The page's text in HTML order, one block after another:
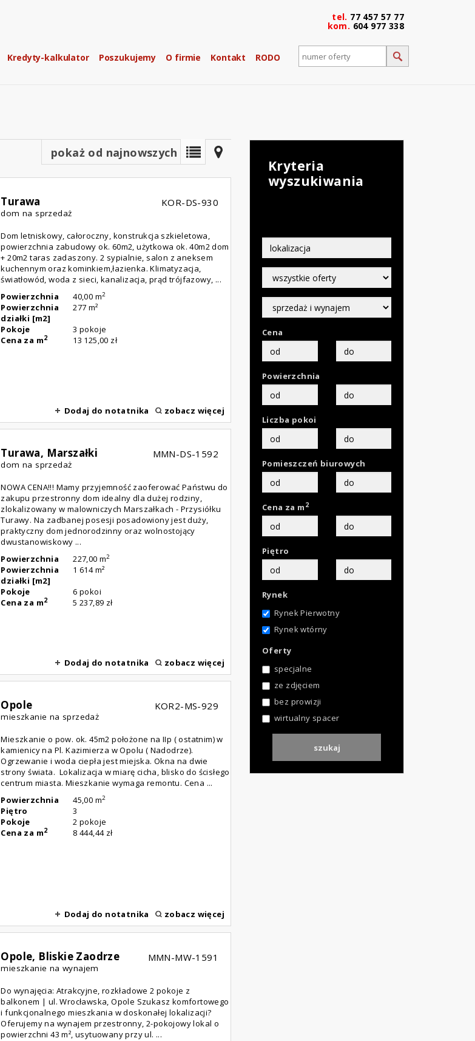
tel. 77 457 57 77
kom. 604 977 338
Kredyty-kalkulator Poszukujemy O firmie Kontakt RODO
pokaż od najnowszych
Turawa
dom na sprzedaż
KOR-DS-930
Dom letniskowy, całoroczny, konstrukcja szkieletowa,
powierzchnia zabudowy ok. 60m2, użytkowa ok. 40m2 dom
+ 20m2 taras zadaszony. 2 sypialnie, salon z aneksem
kuchennym oraz kominkiem,łazienka. Klimatyzacja,
światłowód, woda z sieci, kanalizacja, prąd trójfazowy, ...
Powierzchnia
40,00 m2
Powierzchnia
działki [m2]
277 m²
Pokoje
3 pokoje
Cena za m2 13 125,00 zł
Dodaj do notatnika zobacz więcej
Turawa, Marszałki
dom na sprzedaż
MMN-DS-1592
NOWA CENA!!! Mamy przyjemność zaoferować Państwu do
zakupu przestronny dom idealny dla dużej rodziny,
zlokalizowany w malowniczych Marszałkach - Przysiółku
Turawy. Na zadbanej posesji posadowiony jest duży,
praktyczny dom jednorodzinny oraz wolnostojący
dwustanowiskowy ...
Powierzchnia
227,00 m2
Powierzchnia
działki [m2]
1 614 m²
Pokoje
6 pokoi
Cena za m2 5 237,89 zł
Dodaj do notatnika zobacz więcej
Opole
mieszkanie na sprzedaż
KOR2-MS-929
Mieszkanie o pow. ok. 45m2 położone na IIp ( ostatnim) w
kamienicy na Pl. Kazimierza w Opolu ( Nadodrze).
Ogrzewanie i woda ciepła jest miejska. Okna na dwie
strony świata. Lokalizacja w miarę cicha, blisko do ścisłego
centrum miasta. Mieszkanie wymaga remontu. Cena ...
Powierzchnia
45,00 m2
Piętro
3
Pokoje
2 pokoje
Cena za m2 8 444,44 zł
Dodaj do notatnika zobacz więcej
Opole, Bliskie Zaodrze
mieszkanie na wynajem
MMN-MW-1591
Do wynajęcia: Atrakcyjne, rozkładowe 2 pokoje z
balkonem | ul. Wrocławska, Opole Szukasz komfortowego
i funkcjonalnego mieszkania w doskonałej lokalizacji?
Oferujemy na wynajem przestronny, 2-pokojowy lokal o
powierzchni 43 m², usytuowany przy ul. ...
Kryteria
wyszukiwania
Cena
Powierzchnia
Liczba pokoi
Pomieszczeń biurowych
Cena za m 2
Piętro
Rynek
Rynek Pierwotny
Rynek wtórny
Oferty
specjalne
ze zdjęciem
bez prowizji
wirtualny spacer